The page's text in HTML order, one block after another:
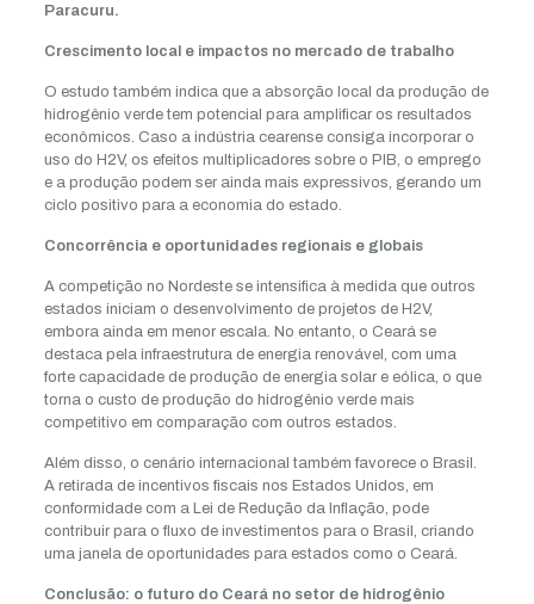
Paracuru.
Crescimento local e impactos no mercado de trabalho
O estudo também indica que a absorção local da produção de
hidrogênio verde tem potencial para amplificar os resultados
econômicos. Caso a indústria cearense consiga incorporar o
uso do H2V, os efeitos multiplicadores sobre o PIB, o emprego
e a produção podem ser ainda mais expressivos, gerando um
ciclo positivo para a economia do estado.
Concorrência e oportunidades regionais e globais
A competição no Nordeste se intensifica à medida que outros
estados iniciam o desenvolvimento de projetos de H2V,
embora ainda em menor escala. No entanto, o Ceará se
destaca pela infraestrutura de energia renovável, com uma
forte capacidade de produção de energia solar e eólica, o que
torna o custo de produção do hidrogênio verde mais
competitivo em comparação com outros estados.
Além disso, o cenário internacional também favorece o Brasil.
A retirada de incentivos fiscais nos Estados Unidos, em
conformidade com a Lei de Redução da Inflação, pode
contribuir para o fluxo de investimentos para o Brasil, criando
uma janela de oportunidades para estados como o Ceará.
Conclusão: o futuro do Ceará no setor de hidrogênio